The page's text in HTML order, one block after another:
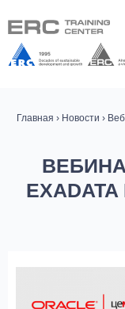
Главная › Новости ›